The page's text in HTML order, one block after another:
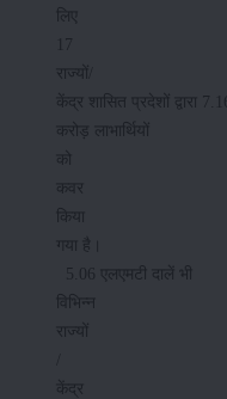
लिए
17
राज्यों/
केंद्र शासित प्रदेशों द्वारा 7.16
करोड़ लाभार्थियों
को
कवर
किया
गया है।
5.06 एलएमटी दालें भी
विभिन्न
राज्यों
केंद्र